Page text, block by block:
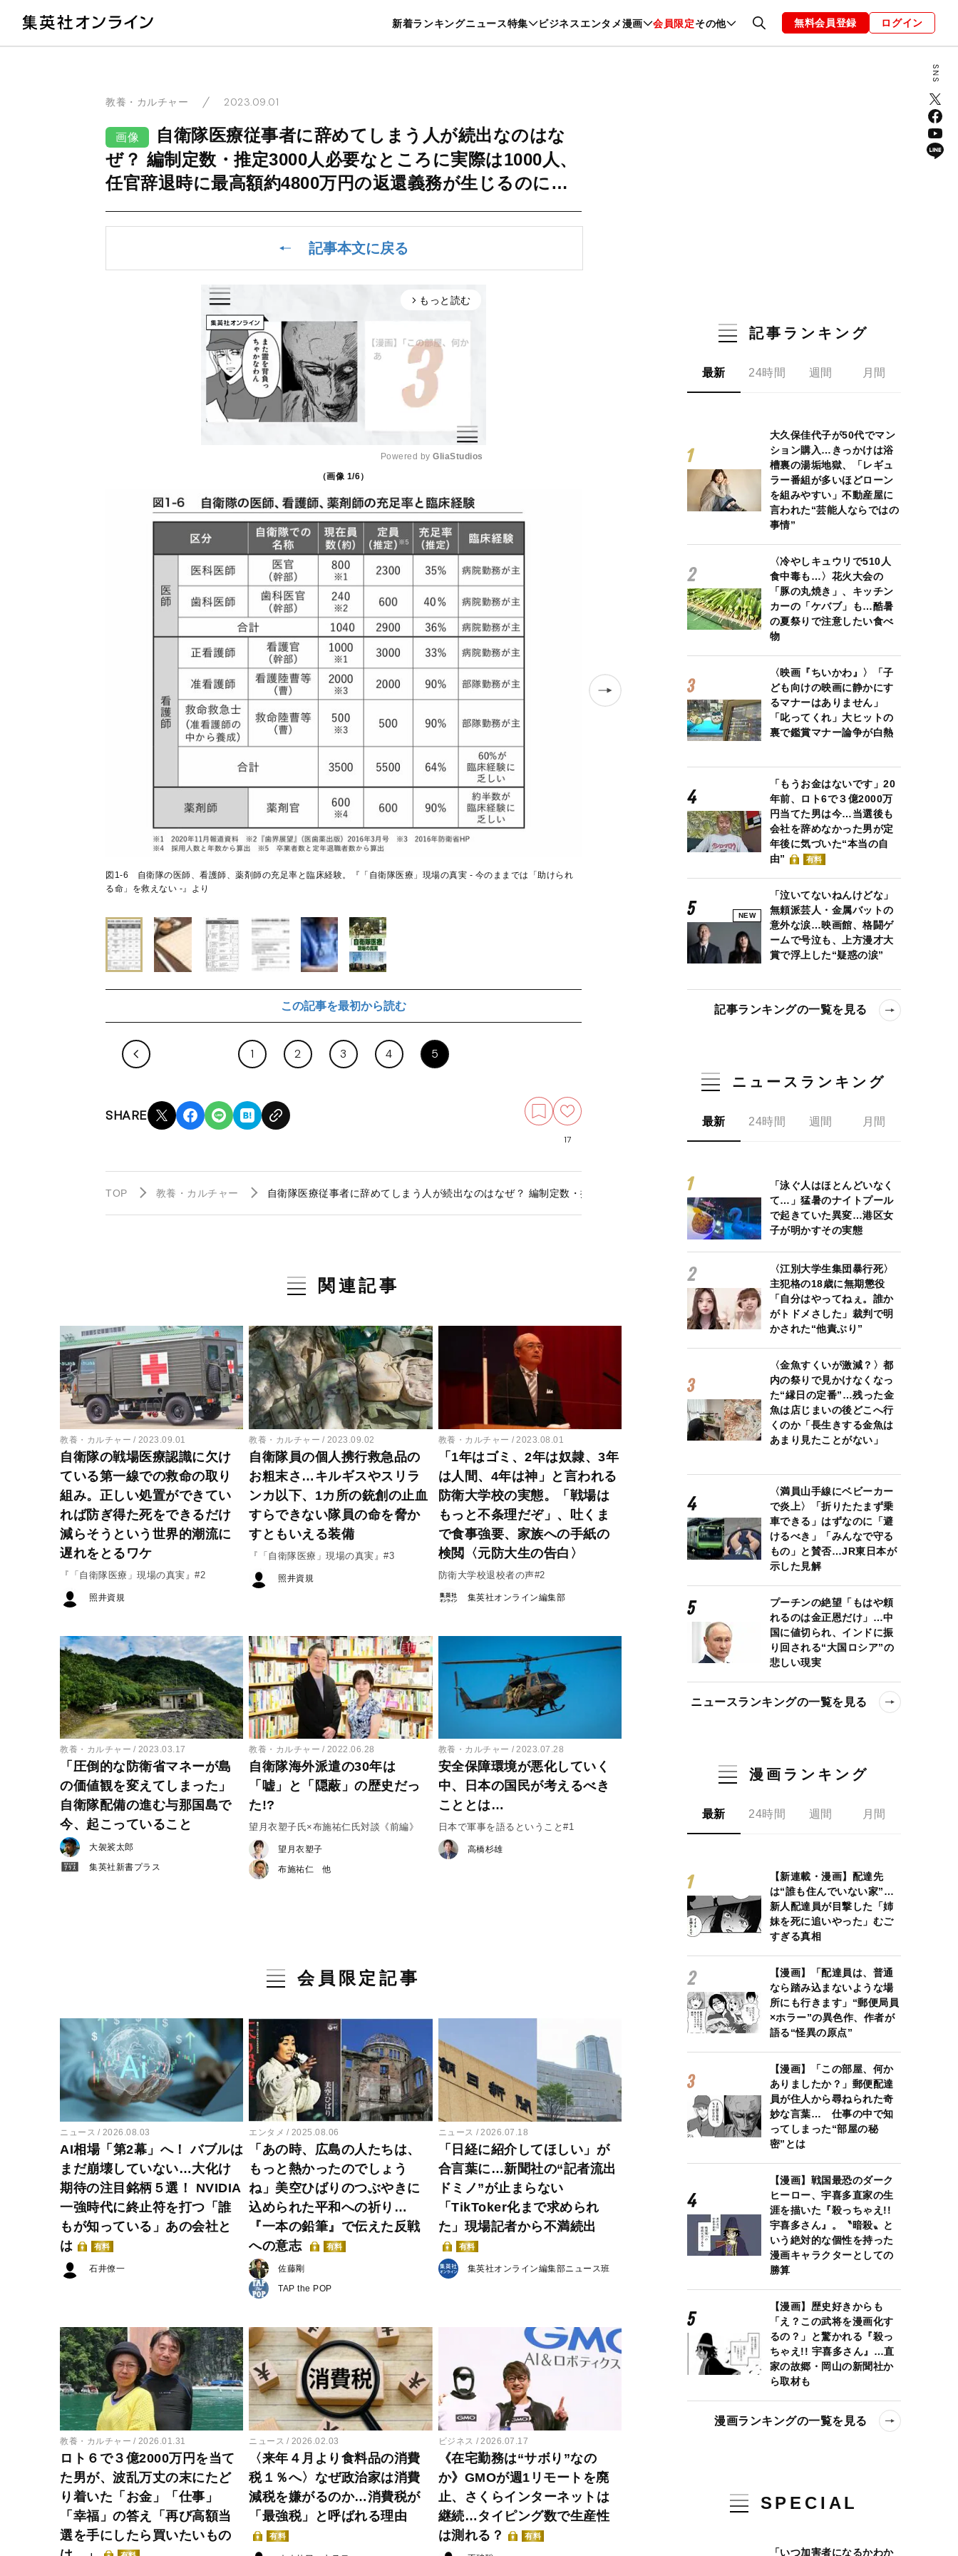
新着ランキングニュース特集 ビジネスエンタメ漫画 会員限定その他
暮らし スポーツ ヘルスケア 美容 グルメ ファッション 恋愛・結婚 編集部 お知らせ
無料会員登録 ログイン
教養・カルチャー 2023.09.01
画像
自衛隊医療従事者に辞めてしまう人が続出なのはな
ぜ？ 編制定数・推定3000人必要なところに実際は1000人、
任官辞退時に最高額約4800万円の返還義務が生じるのに…
記事本文に戻る
arrow_forward_ios もっと読む
M
u
t
e
Powered by GliaStudios
（画像 1/6）
図1-6 自衛隊の医師、看護師、薬剤師の充足率と臨床経験。『「自衛隊医療」現場の真実 - 今のままでは「助けられ
る命」を救えない -』より
この記事を最初から読む
1 2 3 4 5
SHARE
17
TOP 教養・カルチャー 自衛隊医療従事者に辞めてしまう人が続出なのはなぜ？ 編制定数・推定3000人必要なところに実際は1000人、任官辞退時に最高額約4800万円の
関連記事
教養・カルチャー 2023.09.01
自衛隊の戦場医療認識に欠け
ている第一線での救命の取り
組み。正しい処置ができてい
れば防ぎ得た死をできるだけ
減らそうという世界的潮流に
遅れをとるワケ
『「自衛隊医療」現場の真実』#2
照井資規
教養・カルチャー 2023.09.02
自衛隊員の個人携行救急品の
お粗末さ…キルギスやスリラ
ンカ以下、1カ所の銃創の止血
すらできない隊員の命を脅か
すともいえる装備
『「自衛隊医療」現場の真実』#3
照井資規
教養・カルチャー 2023.08.01
「1年はゴミ、2年は奴隷、3年
は人間、4年は神」と言われる
防衛大学校の実態。「戦場は
もっと不条理だぞ」、吐くま
で食事強要、家族への手紙の
検閲〈元防大生の告白〉
防衛大学校退校者の声#2
集英社オンライン編集部
教養・カルチャー 2023.03.17
「圧倒的な防衛省マネーが島
の価値観を変えてしまった」
自衛隊配備の進む与那国島で
今、起こっていること
大袈裟太郎
集英社新書プラス
教養・カルチャー 2022.06.28
自衛隊海外派遣の30年は
「嘘」と「隠蔽」の歴史だっ
た!?
望月衣塑子氏×布施祐仁氏対談《前編》
望月衣塑子
布施祐仁
教養・カルチャー 2023.07.28
安全保障環境が悪化していく
中、日本の国民が考えるべき
こととは…
日本で軍事を語るということ#1
高橋杉雄
会員限定記事
ニュース 2026.08.03
AI相場「第2幕」へ！ バブルは
まだ崩壊していない…大化け
期待の注目銘柄５選！ NVIDIA
一強時代に終止符を打つ「誰
もが知っている」あの会社と
は
有料
石井僚一
エンタメ 2025.08.06
「あの時、広島の人たちは、
もっと熱かったのでしょう
ね」美空ひばりのつぶやきに
込められた平和への祈り…
『一本の鉛筆』で伝えた反戦
への意志
有料
佐藤剛
TAP the POP
ニュース 2026.07.18
「日経に紹介してほしい」が
合言葉に…新聞社の“記者流出
ドミノ”が止まらない
「TikToker化まで求められ
た」現場記者から不満続出
有料
集英社オンライン編集部ニュース班
教養・カルチャー 2026.01.31
ロト６で３億2000万円を当て
た男が、波乱万丈の末にたど
り着いた「お金」「仕事」
「幸福」の答え「再び高額当
選を手にしたら買いたいもの
ニュース 2026.02.03
〈来年４月より食料品の消費
税１％へ〉なぜ政治家は消費
減税を嫌がるのか…消費税が
「最強税」と呼ばれる理由
有料
ビジネス 2026.07.17
《在宅勤務は“サボり”なの
か》GMOが週1リモートを廃
止、さくらインターネットは
継続…タイピング数で生産性
は測れる？
有料
記事ランキング
最新 24時間 週間 月間
大久保佳代子が50代でマン
ション購入…きっかけは浴
槽裏の湯垢地獄、「レギュ
ラー番組が多いほどローン
を組みやすい」不動産屋に
言われた“芸能人ならではの
事情”
〈冷やしキュウリで510人
食中毒も…〉花火大会の
「豚の丸焼き」、キッチン
カーの「ケバブ」も…酷暑
の夏祭りで注意したい食べ
物
〈映画『ちいかわ』〉「子
ども向けの映画に静かにす
るマナーはありません」
「叱ってくれ」大ヒットの
裏で鑑賞マナー論争が白熱
「もうお金はないです」20
年前、ロト6で３億2000万
円当てた男は今…当選後も
会社を辞めなかった男が定
年後に気づいた“本当の自
由”
有料
NEW
「泣いてないねんけどな」
無頼派芸人・金属バットの
意外な涙…映画館、格闘ゲ
ームで号泣も、上方漫才大
賞で浮上した“疑惑の涙”
記事ランキングの一覧を見る
ニュースランキング
最新 24時間 週間 月間
「泳ぐ人はほとんどいなく
て…」猛暑のナイトプール
で起きていた異変…港区女
子が明かすその実態
〈江別大学生集団暴行死〉
主犯格の18歳に無期懲役
「自分はやってねぇ。誰か
がトドメさした」裁判で明
かされた“他責ぶり”
〈金魚すくいが激減？〉都
内の祭りで見かけなくなっ
た“縁日の定番”…残った金
魚は店じまいの後どこへ行
くのか「長生きする金魚は
あまり見たことがない」
〈満員山手線にベビーカー
で炎上〉「折りたたまず乗
車できる」はずなのに「避
けるべき」「みんなで守る
もの」と賛否…JR東日本が
示した見解
プーチンの絶望「もはや頼
れるのは金正恩だけ」…中
国に値切られ、インドに振
り回される“大国ロシア”の
悲しい現実
ニュースランキングの一覧を見る
漫画ランキング
最新 24時間 週間 月間
【新連載・漫画】配達先
は“誰も住んでいない家”…
新人配達員が目撃した「姉
妹を死に追いやった」むご
すぎる真相
【漫画】「配達員は、普通
なら踏み込まないような場
所にも行きます」“郵便局員
×ホラー”の異色作、作者が
語る“怪異の原点”
【漫画】「この部屋、何か
ありましたか？」郵便配達
員が住人から尋ねられた奇
妙な言葉… 仕事の中で知
ってしまった“部屋の秘
密”とは
【漫画】戦国最恐のダーク
ヒーロー、宇喜多直家の生
涯を描いた『殺っちゃえ!!
宇喜多さん』。〝暗殺〟と
いう絶対的な個性を持った
漫画キャラクターとしての
勝算
【漫画】歴史好きからも
「え？この武将を漫画化す
るの？」と驚かれる『殺っ
ちゃえ!! 宇喜多さん』…直
家の故郷・岡山の新聞社か
ら取材も
漫画ランキングの一覧を見る
SPECIAL
「いつ加害者になるかわか